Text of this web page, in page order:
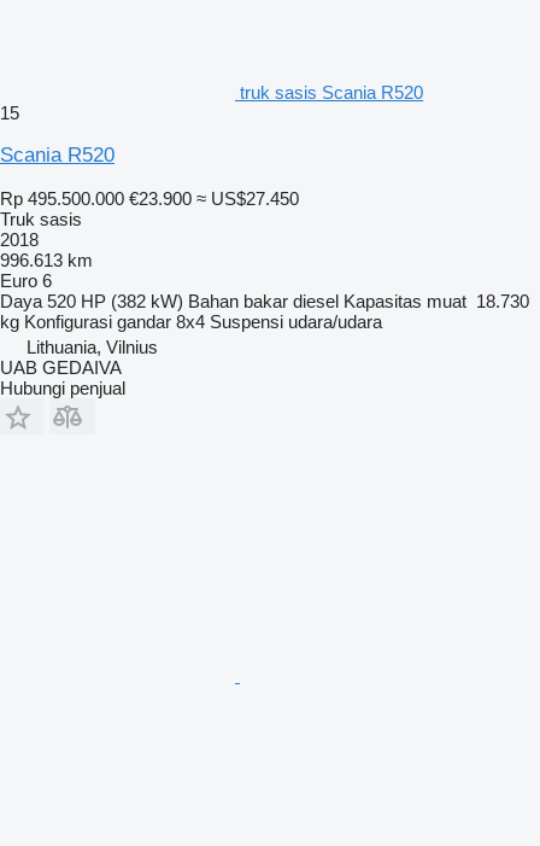
truk sasis Scania R520
15
Scania R520
Rp 495.500.000 €23.900 ≈ US$27.450
Truk sasis
2018
996.613 km
Euro 6
Daya 520 HP (382 kW) Bahan bakar diesel Kapasitas muat 18.730
kg Konfigurasi gandar 8x4 Suspensi udara/udara
Lithuania, Vilnius
UAB GEDAIVA
Hubungi penjual